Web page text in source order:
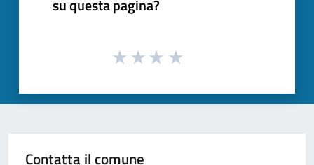
su questa pagina?
Contatta il comune